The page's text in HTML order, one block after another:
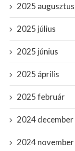
2025 augusztus
2025 július
2025 június
2025 április
2025 február
2024 december
2024 november